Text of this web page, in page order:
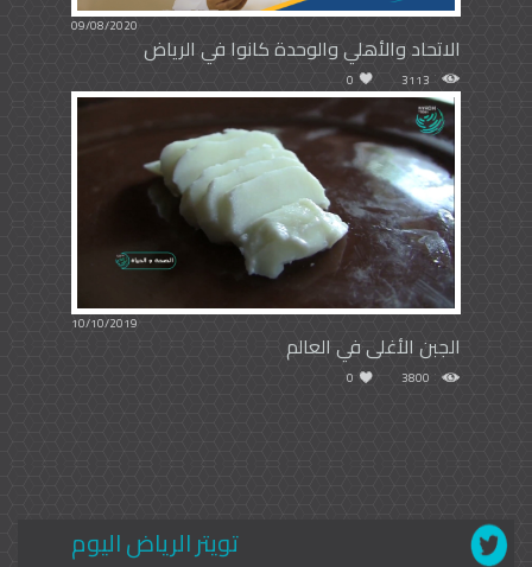
09/08/2020
الاتحاد والأهلي والوحدة كانوا في الرياض
3113
0
10/10/2019
الجبن الأغلى في العالم
3800
0
تويتر الرياض اليوم